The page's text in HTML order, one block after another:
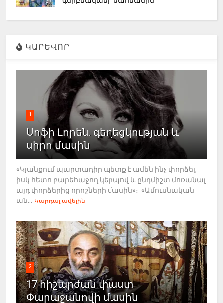
ԿԱՐԵՎՈՐ
1
Սոֆի Լորեն. գեղեցկության և
սիրո մասին
«Կյանքում պարտադիր պետք է ամեն ինչ փորձել,
իսկ հետո բարեհաջող կերպով և ընդմիշտ մոռանալ
այդ փորձերից որոշների մասին»։ «Ամուսնական
ան...
Կարդալ ավելին
2
17 հիշարժան փաստ
Փարաջանովի մասին